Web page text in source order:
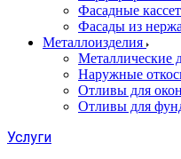
Фасадные
Фасады из
Металлоизделия
Металлические
Наружные
Отливы для окон
Отливы для
Услуги